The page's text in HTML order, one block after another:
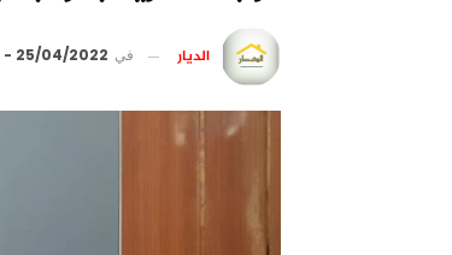
الديار في 25/04/2022 - 13:04